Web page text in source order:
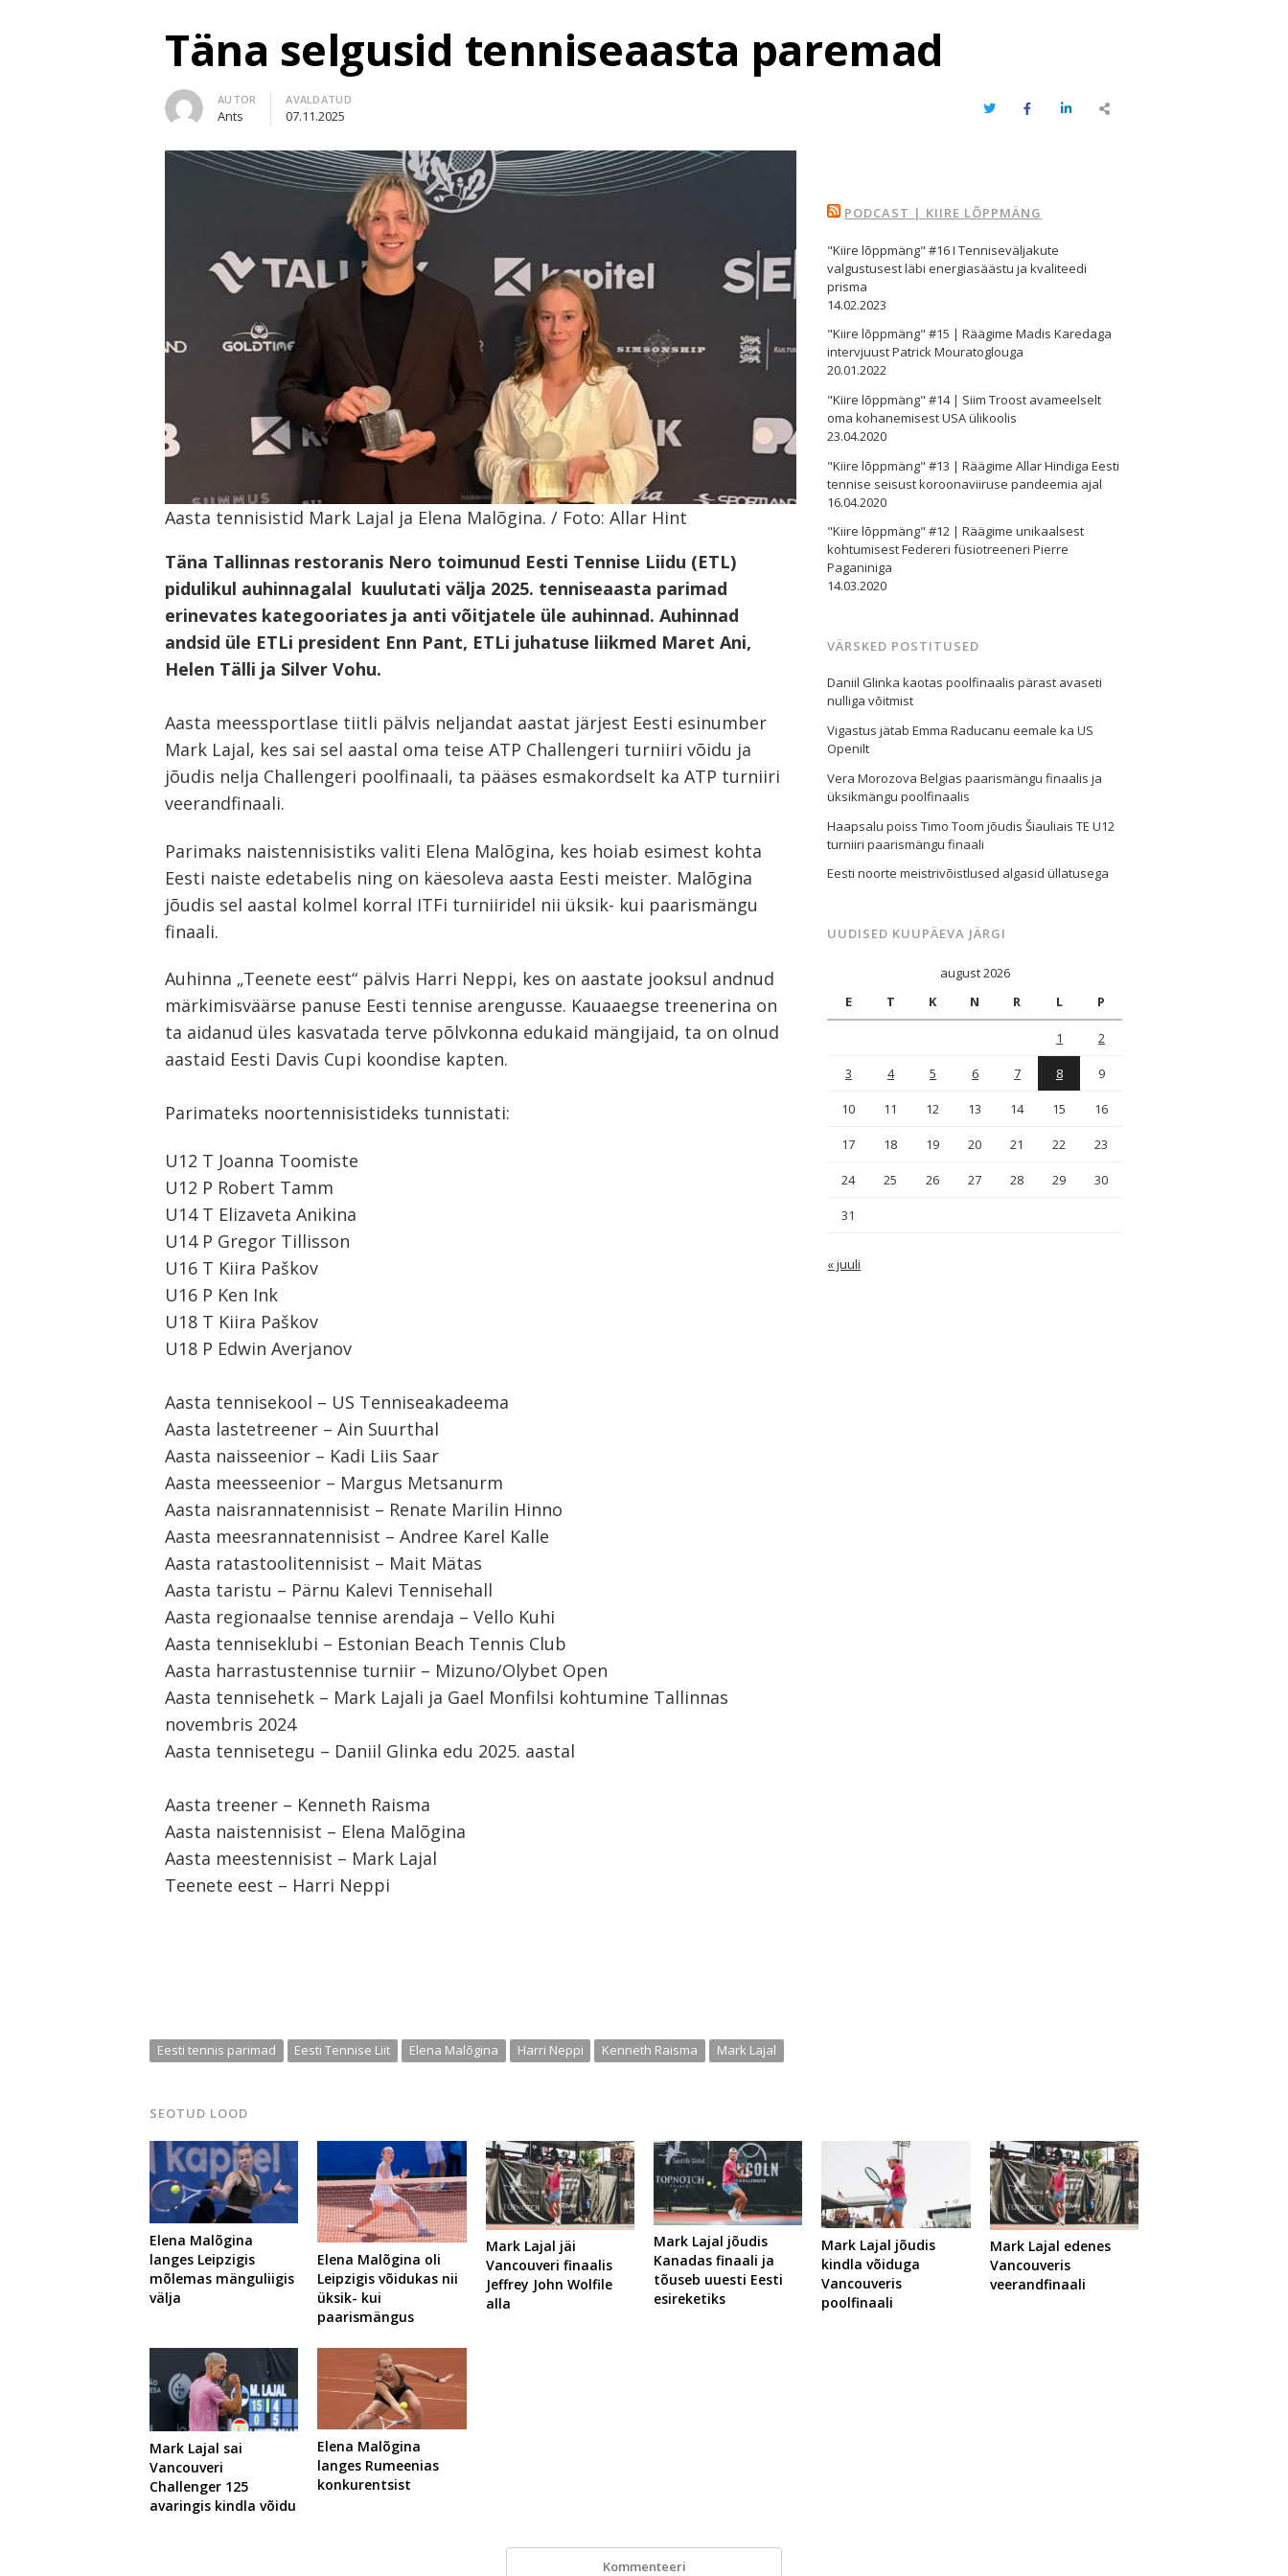
Täna selgusid tenniseaasta paremad
Author
AUTOR
Ants
AVALDATUD
07.11.2025 TwitterFacebookLinkedInShare
Aasta tennisistid Mark Lajal ja Elena Malõgina. / Foto: Allar Hint
Täna Tallinnas restoranis Nero toimunud Eesti Tennise Liidu (ETL)
pidulikul auhinnagalal kuulutati välja 2025. tenniseaasta parimad
erinevates kategooriates ja anti võitjatele üle auhinnad. Auhinnad
andsid üle ETLi president Enn Pant, ETLi juhatuse liikmed Maret Ani,
Helen Tälli ja Silver Vohu.
Aasta meessportlase tiitli pälvis neljandat aastat järjest Eesti esinumber
Mark Lajal, kes sai sel aastal oma teise ATP Challengeri turniiri võidu ja
jõudis nelja Challengeri poolfinaali, ta pääses esmakordselt ka ATP turniiri
veerandfinaali.
Parimaks naistennisistiks valiti Elena Malõgina, kes hoiab esimest kohta
Eesti naiste edetabelis ning on käesoleva aasta Eesti meister. Malõgina
jõudis sel aastal kolmel korral ITFi turniiridel nii üksik- kui paarismängu
finaali.
Auhinna „Teenete eest“ pälvis Harri Neppi, kes on aastate jooksul andnud
märkimisväärse panuse Eesti tennise arengusse. Kauaaegse treenerina on
ta aidanud üles kasvatada terve põlvkonna edukaid mängijaid, ta on olnud
aastaid Eesti Davis Cupi koondise kapten.
Parimateks noortennisistideks tunnistati:
U12 T Joanna Toomiste
U12 P Robert Tamm
U14 T Elizaveta Anikina
U14 P Gregor Tillisson
U16 T Kiira Paškov
U16 P Ken Ink
U18 T Kiira Paškov
U18 P Edwin Averjanov
Aasta tennisekool – US Tenniseakadeema
Aasta lastetreener – Ain Suurthal
Aasta naisseenior – Kadi Liis Saar
Aasta meesseenior – Margus Metsanurm
Aasta naisrannatennisist – Renate Marilin Hinno
Aasta meesrannatennisist – Andree Karel Kalle
Aasta ratastoolitennisist – Mait Mätas
Aasta taristu – Pärnu Kalevi Tennisehall
Aasta regionaalse tennise arendaja – Vello Kuhi
Aasta tenniseklubi – Estonian Beach Tennis Club
Aasta harrastustennise turniir – Mizuno/Olybet Open
Aasta tennisehetk – Mark Lajali ja Gael Monfilsi kohtumine Tallinnas
novembris 2024
Aasta tennisetegu – Daniil Glinka edu 2025. aastal
Aasta treener – Kenneth Raisma
Aasta naistennisist – Elena Malõgina
Aasta meestennisist – Mark Lajal
Teenete eest – Harri Neppi
PODCAST | KIIRE LÕPPMÄNG
"Kiire lõppmäng" #16 I Tenniseväljakute
valgustusest läbi energiasäästu ja kvaliteedi
prisma
14.02.2023
"Kiire lõppmäng" #15 | Räägime Madis Karedaga
intervjuust Patrick Mouratoglouga
20.01.2022
"Kiire lõppmäng" #14 | Siim Troost avameelselt
oma kohanemisest USA ülikoolis
23.04.2020
"Kiire lõppmäng" #13 | Räägime Allar Hindiga Eesti
tennise seisust koroonaviiruse pandeemia ajal
16.04.2020
"Kiire lõppmäng" #12 | Räägime unikaalsest
kohtumisest Federeri füsiotreeneri Pierre
Paganiniga
14.03.2020
VÄRSKED POSTITUSED
Daniil Glinka kaotas poolfinaalis pärast avaseti
nulliga võitmist
Vigastus jätab Emma Raducanu eemale ka US
Openilt
Vera Morozova Belgias paarismängu finaalis ja
üksikmängu poolfinaalis
Haapsalu poiss Timo Toom jõudis Šiauliais TE U12
turniiri paarismängu finaali
Eesti noorte meistrivõistlused algasid üllatusega
UUDISED KUUPÄEVA JÄRGI
august 2026
E
T K N R L P
1 2
3 4 5 6 7 8 9
10 11 12 13 14 15 16
17 18 19 20 21 22 23
24 25 26 27 28 29 30
31
« juuli
Eesti tennis parimad Eesti Tennise Liit Elena Malõgina Harri Neppi Kenneth Raisma Mark Lajal
SEOTUD LOOD
Elena Malõgina
langes Leipzigis
mõlemas mänguliigis
välja
Elena Malõgina oli
Leipzigis võidukas nii
üksik- kui
paarismängus
Mark Lajal jäi
Vancouveri finaalis
Jeffrey John Wolfile
alla
Mark Lajal jõudis
Kanadas finaali ja
tõuseb uuesti Eesti
esireketiks
Mark Lajal jõudis
kindla võiduga
Vancouveris
poolfinaali
Mark Lajal edenes
Vancouveris
veerandfinaali
Mark Lajal sai
Vancouveri
Challenger 125
avaringis kindla võidu
Elena Malõgina
langes Rumeenias
konkurentsist
Kommenteeri